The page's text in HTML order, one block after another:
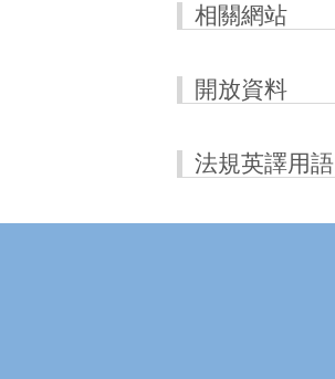
相關網站
開放資料
法規英譯用語